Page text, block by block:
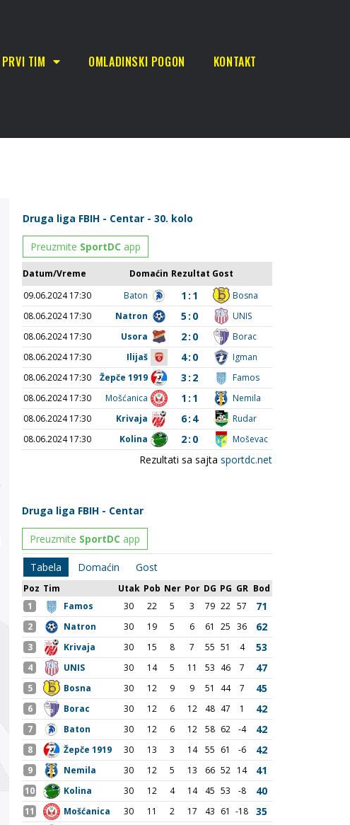
PRVI TIM OMLADINSKI POGON KONTAKT